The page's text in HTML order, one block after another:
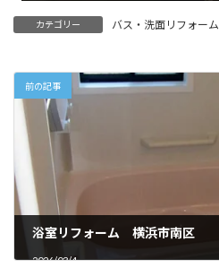
カテゴリー バス・洗面リフォーム
前の記事
浴室リフォーム 横浜市南区
2026/03/4